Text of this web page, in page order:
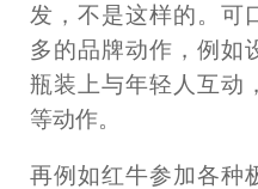
发，不是这样的。可
多的品牌动作，例如
瓶装上与年轻人互动
等动作。
再例如红牛参加各种